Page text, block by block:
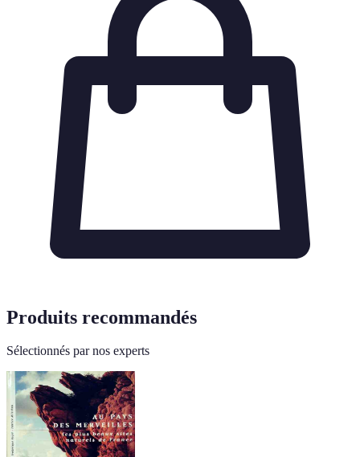
Produits recommandés
Sélectionnés par nos experts